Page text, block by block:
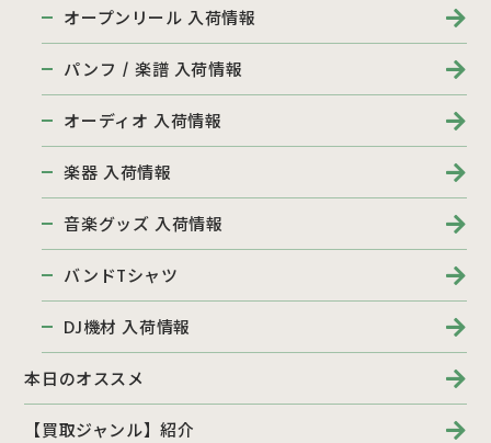
オープンリール 入荷情報
パンフ / 楽譜 入荷情報
オーディオ 入荷情報
楽器 入荷情報
音楽グッズ 入荷情報
バンドTシャツ
DJ機材 入荷情報
本日のオススメ
【買取ジャンル】紹介